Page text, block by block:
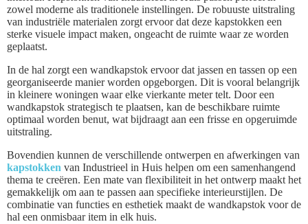
zowel moderne als traditionele instellingen. De robuuste uitstraling
van industriële materialen zorgt ervoor dat deze kapstokken een
sterke visuele impact maken, ongeacht de ruimte waar ze worden
geplaatst.
In de hal zorgt een wandkapstok ervoor dat jassen en tassen op een
georganiseerde manier worden opgeborgen. Dit is vooral belangrijk
in kleinere woningen waar elke vierkante meter telt. Door een
wandkapstok strategisch te plaatsen, kan de beschikbare ruimte
optimaal worden benut, wat bijdraagt aan een frisse en opgeruimde
uitstraling.
Bovendien kunnen de verschillende ontwerpen en afwerkingen van
kapstokken van Industrieel in Huis helpen om een samenhangend
thema te creëren. Een mate van flexibiliteit in het ontwerp maakt het
gemakkelijk om aan te passen aan specifieke interieurstijlen. De
combinatie van functies en esthetiek maakt de wandkapstok voor de
hal een onmisbaar item in elk huis.